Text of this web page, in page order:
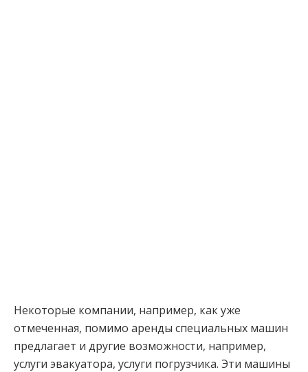
Некоторые компании, например, как уже
отмеченная, помимо аренды специальных машин
предлагает и другие возможности, например,
услуги эвакуатора, услуги погрузчика. Эти машины